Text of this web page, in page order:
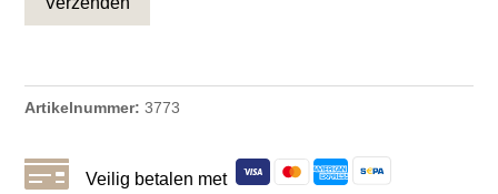
Artikelnummer: 3773
 Veilig betalen met